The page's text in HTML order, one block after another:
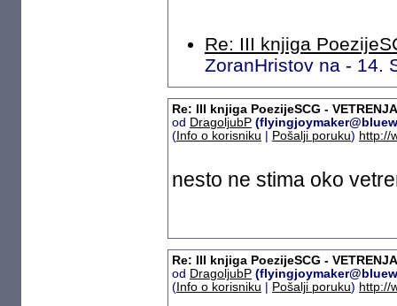
Re: III knjiga
ZoranHristov na - 14.
Re: III knjiga PoezijeSCG -
od DragoljubP
( Info o korisniku Pošalji poruku) http://
nesto ne stima oko
Re: III knjiga PoezijeSCG -
od DragoljubP
( Info o korisniku Pošalji poruku) http://